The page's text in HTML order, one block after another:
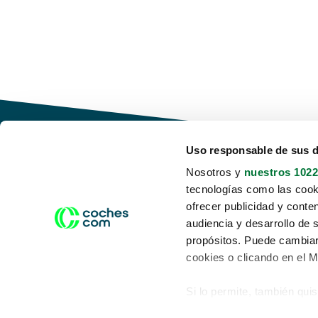
Uso responsable de sus
Nosotros y nuestros
tecnologías como las
ofrecer publicidad y
audiencia y desarrollo de
propósitos. Puede
cookies o clicando en el
Si lo permite, también
Conduce tu futuro,
desata tu movilidad